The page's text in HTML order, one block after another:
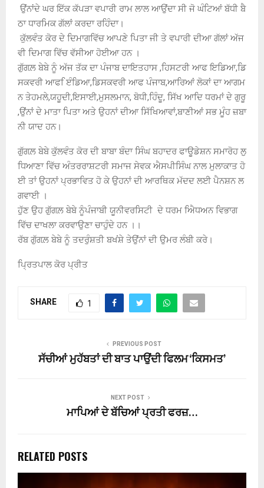
ਉਂਨਾਂਦੇ ਘਰ ਇੱਕ ਕੱਪੜਾ ਵਪਾਰੀ ਰਾਮ ਲਾਲ ਆਉਂਦਾ ਸੀ ਜੋ ਘੰਟਿਆਂ ਬੱਧੀ ਬੈ
ਠਾ ਧਾਰਮਿਕ ਗੱਲਾਂ ਕਰਦਾ ਰਹਿੰਦਾ।
ਕੁੱਲਵੰਤ ਕੋਰ ਦੇ ਦਿਮਾਗਵਿੱਚ ਆਪਣੇ ਪਿਤਾ ਜੀ ਤੇ ਵਪਾਰੀ ਦੀਆ ਗੱਲਾਂ ਅੱਜ
ਵੀ ਦਿਮਾਗ ਵਿੱਚ ਵੱਸੀਆ ਹੋਈਆ ਹਨ ।
ਗੁੱਗਲ਼ ਬੇਬੇ ਨੂੰ ਅੱਜ ਤੱਕ ਦਾ ਪੰਜਾਬ ਦਾਇਤਹਾਸ ,ਹਿਸਟਰੀ ਆਫ ਇਡਿਆ,ਡਿ
ਸਕਵਰੀ ਆਫ ਿੲੰਡਿਆ,ਡਿਸਕਵਰੀ ਆਫ ਪੰਜਾਬ,ਆਰਿਆਂ ਲੋਕਾਂ ਦਾ ਆਗਮ
ਨ ਤੇਹਮਲੇ,ਯਹੂਦੀ,ਇਸਾਈ,ਮੁਸਲਮਾਨ, ਬੋਧੀ,ਹਿੰਦੂ, ਸਿੱਖ ਆਦਿ ਧਰਮਾਂ ਦੇ ਗੁਰੂ
,ਉਂਨਾਂ ਦੇ ਮਾਤਾ ਪਿਤਾ ਅਤੇ ਉਹਨਾਂ ਦੀਆ ਸਿੱਖਿਆਵਾਂ,ਬਾਣੀਆਂ ਸਭ ਮੂੰਹ ਜ਼ਬਾ
ਨੀ ਯਾਦ ਹਨ।
ਗੁੱਗਲ਼ ਬੇਬੇ ਕੁੱਲਵੰਤ ਕੋਰ ਦੀ ਬਾਬਾ ਬੰਦਾ ਸਿੰਘ ਬਹਾਦਰ ਫਾਊਡੇਸ਼ਨ ਸਮਾਰੋਹ ਲੁ
ਧਿਆਣਾ ਵਿੱਚ ਅੰਤਰਰਾਸ਼ਟਰੀ ਸਮਾਜ ਸੇਵਕ ਐਸਪੀਸਿੰਘ ਨਾਲ ਮੁਲਾਕਾਤ ਹੋ
ਈ ਤਾਂ ਉਹਨਾਂ ਪ੍ਰਭਾਵਿਤ ਹੋ ਕੇ ਉਹਨਾਂ ਦੀ ਆਰਥਿਕ ਮੱਦਦ ਲਈ ਪੈਨਸ਼ਨ ਲ
ਗਵਾਈ ।
ਹੁੱਣ ਉਹ ਗੁੱਗਲ਼ ਬੇਬੇ ਨੂੰਪੰਜਾਬੀ ਯੂਨੀਵਰਸਿਟੀ ਦੇ ਧਰਮ ਐਿਧਅਨ ਵਿਭਾਗ
ਵਿੱਚ ਦਾਖਲਾ ਕਰਵਾਉਣਾ ਚਾਹੁੰਦੇ ਹਨ ।।
ਰੱਬ ਗੁੱਗਲ਼ ਬੇਬੇ ਨੂੰ ਤਦਰੁੰਸ਼ਤੀ ਬਖਂਸ਼ੇ ਤੇਉਂਨਾਂ ਦੀ ਉਮਰ ਲੰਬੀ ਕਰੇ।
ਪ੍ਰਿਤਪਾਲ ਕੋਰ ਪ੍ਰੀਤ
SHARE 1
PREVIOUS POST
ਸੱਚੀਆਂ ਮੁਹੱਬਤਾਂ ਦੀ ਬਾਤ ਪਾਉਂਦੀ ਫਿਲਮ ‘ਕਿਸਮਤ’
NEXT POST
ਮਾਪਿਆਂ ਦੇ ਬੱਚਿਆਂ ਪ੍ਰਤੀ ਫਰਜ਼…
RELATED POSTS